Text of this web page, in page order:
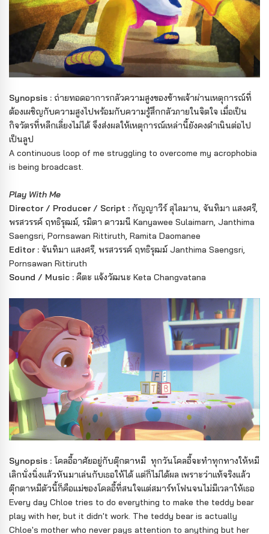
Synopsis : ถ่ายทอดอาการกลัวความสูงของข้าพเจ้าผ่านเหตุการณ์ที่
ต้องเผชิญกับความสูงไปพร้อมกับความรู้สึกกลัวภายในจิตใจ เมื่อเป็น
กิจวัตรที่หลีกเลี่ยงไม่ได้ จึงส่งผลให้เหตุการณ์เหล่านี้ยังคงดำเนินต่อไป
เป็นลูป
A continuous loop of me struggling to overcome my acrophobia
is being broadcast.
Play With Me
Director / Producer / Script : กัญญาวีร์ สุไลมาน, จันทิมา แสงศรี,
พรสวรรค์ ฤทธิรุฒม์, รมิตา ดาวมนี Kanyawee Sulaimarn, Janthima
Saengsri, Pornsawan Rittiruth, Ramita Daomanee
Editor : จันทิมา แสงศรี, พรสวรรค์ ฤทธิรุฒม์ Janthima Saengsri,
Pornsawan Rittiruth
Sound / Music : คีตะ แจ้งวัฒนะ Keta Changvatana
Synopsis : โคลอี้อาศัยอยู่กับตุ๊กตาหมี ทุกวันโคลอี้จะทำทุกทางให้หมี
เลิกนั่งนิ่งแล้วหันมาเล่นกับเธอให้ได้ แต่ก็ไม่ได้ผล เพราะว่าแท้จริงแล้ว
ตุ๊กตาหมีตัวนี้ก็คือแม่ของโคลอี้ที่สนใจแต่สมาร์ทโฟนจนไม่มีเวลาให้เธอ
Every day Chloe tries to do everything to make the teddy bear
play with her, but it didn't work. The teddy bear is actually
Chloe's mother who never pays attention to anything but her